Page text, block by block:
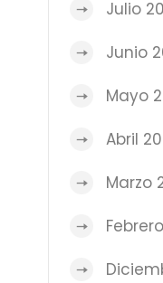
Julio
Junio
Mayo
Abril
Marzo